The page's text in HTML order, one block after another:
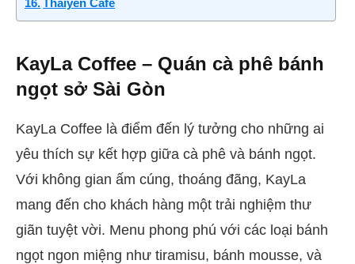
KayLa Coffee – Quán cà phê bánh
ngọt sở Sài Gòn
KayLa Coffee là điểm đến lý tưởng cho những ai
yêu thích sự kết hợp giữa cà phê và bánh ngọt.
Với không gian ấm cúng, thoáng đãng, KayLa
mang đến cho khách hàng một trải nghiệm thư
giãn tuyệt vời. Menu phong phú với các loại bánh
ngọt ngon miệng như tiramisu, bánh mousse, và